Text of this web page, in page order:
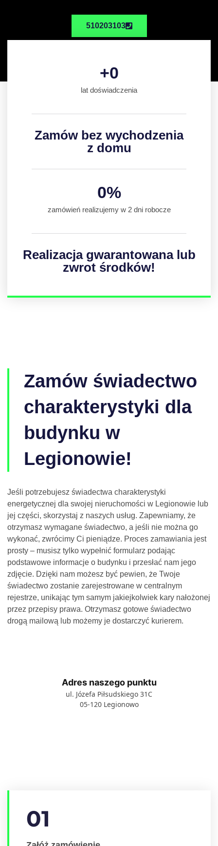
510203103
lat doświadczenia
+0
Zamów bez wychodzenia
z domu
zamówień realizujemy w 2 dni robocze
0%
Realizacja gwarantowana lub
zwrot środków!
Zamów świadectwo
charakterystyki dla
budynku w
Legionowie!
Jeśli potrzebujesz świadectwa charakterystyki
energetycznej dla swojej nieruchomości w Legionowie lub
jej części, skorzystaj z naszych usług. Zapewniamy, że
otrzymasz wymagane świadectwo, a jeśli nie można go
wykonać, zwrócimy Ci pieniądze. Proces zamawiania jest
prosty – musisz tylko wypełnić formularz podając
podstawowe informacje o budynku i przesłać nam jego
zdjęcie. Dzięki nam możesz być pewien, że Twoje
świadectwo zostanie zarejestrowane w centralnym
rejestrze, unikając tym samym jakiejkolwiek kary nałożonej
przez przepisy prawa. Otrzymasz gotowe świadectwo
drogą mailową lub możemy je dostarczyć kurierem.
Adres naszego punktu
ul. Józefa Piłsudskiego 31C
05-120 Legionowo
01